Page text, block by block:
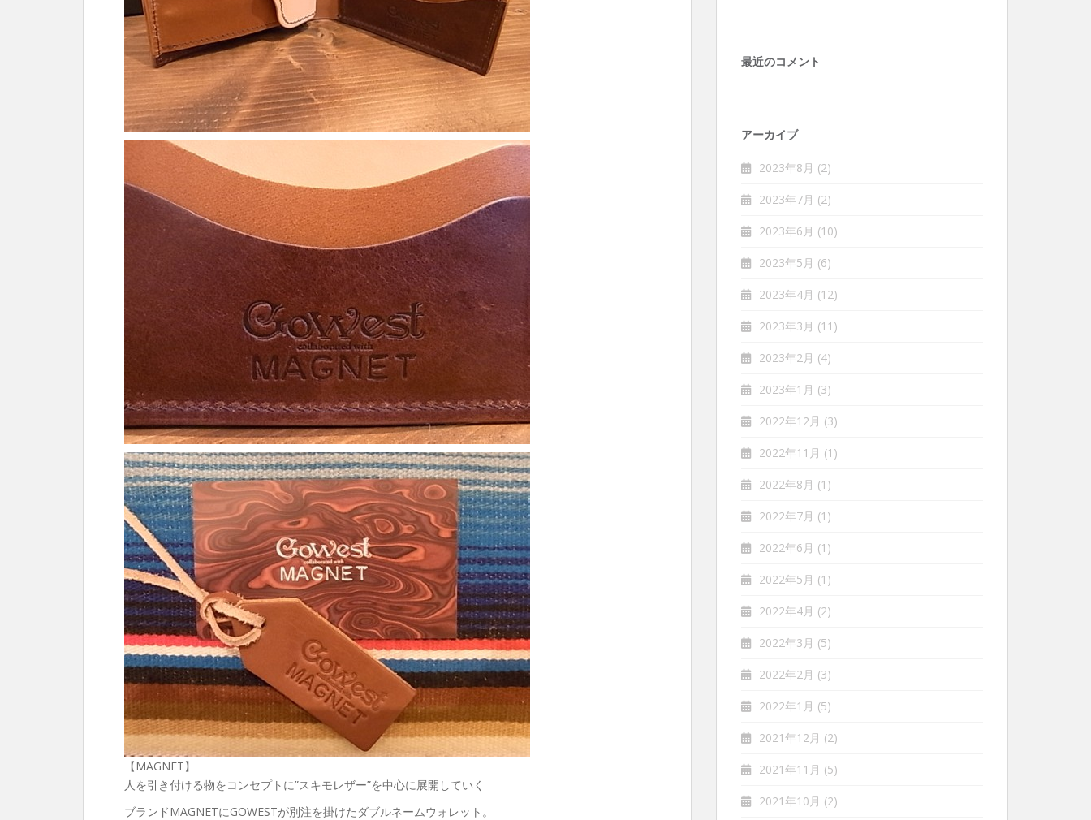
【MAGNET】
人を引き付ける物をコンセプトに”スキモレザー”を中心に展開していく
ブランドMAGNETにGOWESTが別注を掛けたダブルネームウォレット。
最近のコメント
アーカイブ
2023年8月 (2)
2023年7月 (2)
2023年6月 (10)
2023年5月 (6)
2023年4月 (12)
2023年3月 (11)
2023年2月 (4)
2023年1月 (3)
2022年12月 (3)
2022年11月 (1)
2022年8月 (1)
2022年7月 (1)
2022年6月 (1)
2022年5月 (1)
2022年4月 (2)
2022年3月 (5)
2022年2月 (3)
2022年1月 (5)
2021年12月 (2)
2021年11月 (5)
2021年10月 (2)